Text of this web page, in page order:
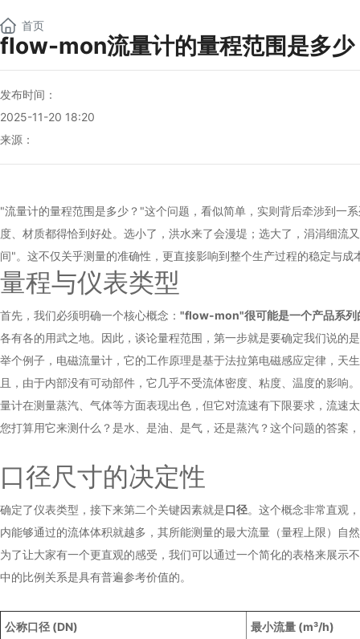
首页
flow-mon流量计的量程范围是多少
发布时间：
2025-11-20 18:20
来源：
"流量计的量程范围是多少？"这个问题，看似简单，实则背后牵涉到一
度、材质都得恰到好处。选小了，洪水来了会漫堤；选大了，涓涓细
间"。这不仅关乎测量的准确性，更直接影响到整个生产过程的稳定与成
量程与仪表类型
首先，我们必须明确一个核心概念： "flow-mon"很可能是一个产品系列
各有各的用武之地。因此，谈论量程范围，第一步就是要确定我们说
举个例子， 电磁流量计 ，它的工作原理是基于法拉第电磁感应定律，
且，由于内部没有可动部件，它几乎不受流体密度、粘度、温度的影
量计在测量蒸汽、气体等方面表现出色，但它对流速有下限要求，流速
您打算用它来测什么？是水、是油、是气，还是蒸汽？这个问题的答案
口径尺寸的决定性
确定了仪表类型，接下来第二个关键因素就是口径。这个概念非常直观
内能够通过的流体体积就越多，其所能测量的最大流量（量程上限）自
为了让大家有一个更直观的感受，我们可以通过一个简化的表格来展示
中的比例关系是具有普遍参考价值的。
公称口径 (DN) 最小流量 (m³/h)